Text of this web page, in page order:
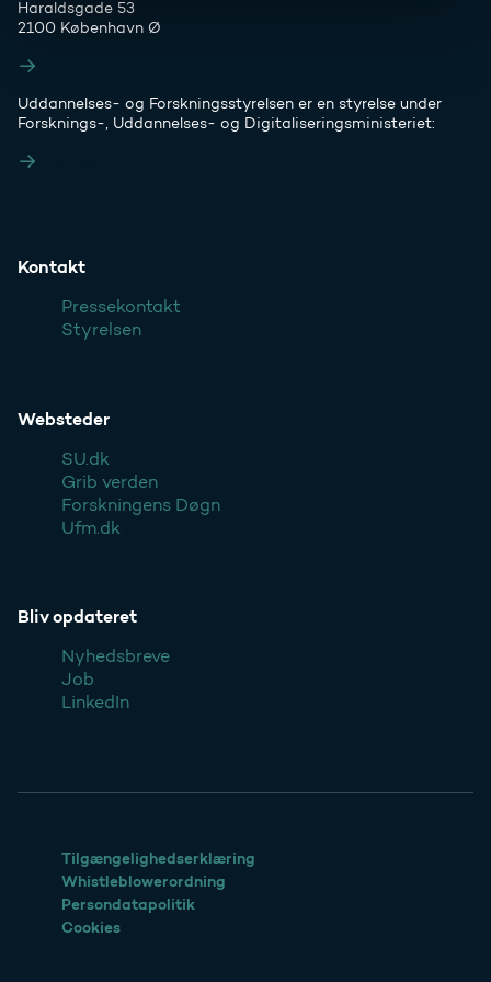
Haraldsgade 53
2100 København Ø
Uddannelses- og Forskningsstyrelsen er en styrelse under
Forsknings-, Uddannelses- og Digitaliseringsministeriet:
Kontakt
Pressekontakt
Styrelsen
Websteder
SU.dk
Grib verden
Forskningens Døgn
Ufm.dk
Bliv opdateret
Nyhedsbreve
Job
LinkedIn
Tilgængelighedserklæring
Whistleblowerordning
Persondatapolitik
Cookies